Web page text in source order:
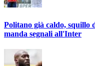
Politano già caldo, squillo
manda segnali all'Inter